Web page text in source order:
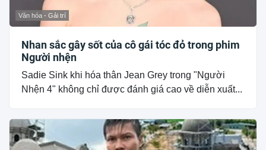
Văn hóa - Gải trí
Nhan sắc gây sốt của cô gái tóc đỏ trong phim
Người nhện
Sadie Sink khi hóa thân Jean Grey trong "Người
Nhện 4" không chỉ được đánh giá cao về diễn xuất...